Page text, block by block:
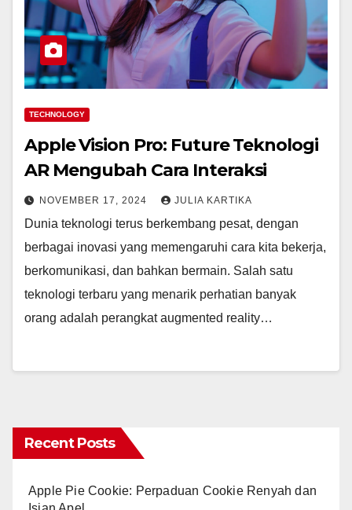
TECHNOLOGY
Apple Vision Pro: Future Teknologi
AR Mengubah Cara Interaksi
NOVEMBER 17, 2024 JULIA KARTIKA
Dunia teknologi terus berkembang pesat, dengan
berbagai inovasi yang memengaruhi cara kita bekerja,
berkomunikasi, dan bahkan bermain. Salah satu
teknologi terbaru yang menarik perhatian banyak
orang adalah perangkat augmented reality…
Recent Posts
Apple Pie Cookie: Perpaduan Cookie Renyah dan